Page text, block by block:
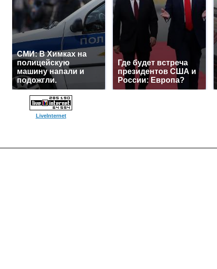
СМИ: В Химках на
полицейскую
машину напали и
подожгли.
Где будет встреча
президентов США и
России: Европа?
LiveInternet